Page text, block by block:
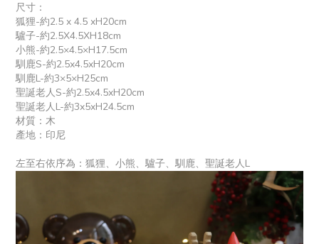
尺寸：
狐狸-約2.5 x 4.5 xH20cm
驢子-約2.5X4.5XH18cm
小熊-約2.5×4.5×H17.5cm
馴鹿S-約2.5x4.5xH20cm
馴鹿L-約3×5×H25cm
聖誕老人S-約2.5x4.5xH20cm
聖誕老人L-約3x5xH24.5cm
材質：木
產地：印尼
左至右依序為：狐狸、小熊、驢子、馴鹿、聖誕老人L